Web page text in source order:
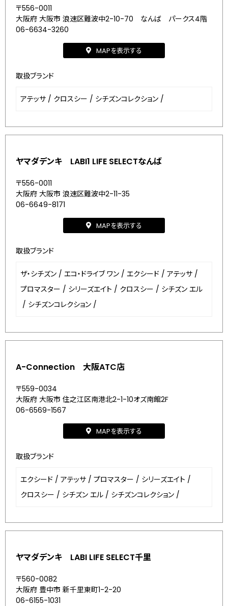
〒556-0011
大阪府 大阪市 浪速区難波中2-10-70 なんば パークス4階
06-6634-3260
MAPを表示する
取扱ブランド
アテッサ / クロスシー / シチズンコレクション /
ヤマダデンキ LABI1 LIFE SELECTなんば
〒556-0011
大阪府 大阪市 浪速区難波中2-11-35
06-6649-8171
MAPを表示する
取扱ブランド
ザ・シチズン / エコ・ドライブ ワン / エクシード / アテッサ /
プロマスター / シリーズエイト / クロスシー / シチズン エル
/ シチズンコレクション /
A-Connection 大阪ATC店
〒559-0034
大阪府 大阪市 住之江区南港北2-1-10オズ南館2F
06-6569-1567
MAPを表示する
取扱ブランド
エクシード / アテッサ / プロマスター / シリーズエイト /
クロスシー / シチズン エル / シチズンコレクション /
ヤマダデンキ LABI LIFE SELECT千里
〒560-0082
大阪府 豊中市 新千里東町1-2-20
06-6155-1031